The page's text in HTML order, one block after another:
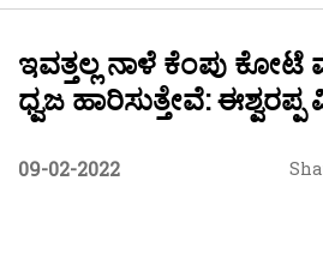
ಇವತ್ತಲ್ಲ ನಾಳೆ ಕೆಂಪು
ಧ್ವಜ ಹಾರಿಸುತ್ತೇವೆ:
09-02-2022